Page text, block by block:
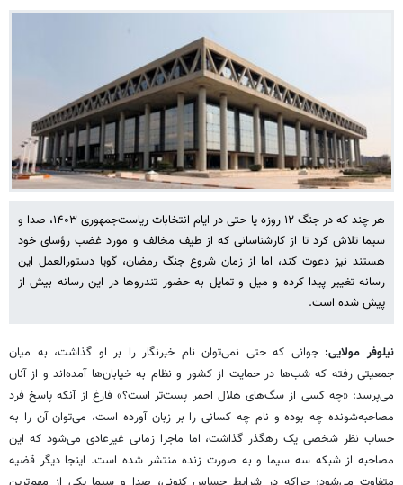
هر چند که در جنگ ۱۲ روزه یا حتی در ایام انتخابات ریاست‌جمهوری ۱۴۰۳، صدا و
سیما تلاش کرد تا از کارشناسانی که از طیف مخالف و مورد غضب رؤسای خود
هستند نیز دعوت کند، اما از زمان شروع جنگ رمضان، گویا دستورالعمل این
رسانه تغییر پیدا کرده و میل و تمایل به حضور تندروها در این رسانه بیش از
پیش شده است.
نیلوفر مولایی: جوانی که حتی نمی‌توان نام خبرنگار را بر او گذاشت، به میان
جمعیتی رفته که شب‌ها در حمایت از کشور و نظام به خیابان‌ها آمده‌اند و از آنان
می‌پرسد: «چه کسی از سگ‌های هلال احمر پست‌تر است؟» فارغ از آنکه پاسخ فرد
مصاحبه‌شونده چه بوده و نام چه کسانی را بر زبان آورده است، می‌توان آن را به
حساب نظر شخصی یک رهگذر گذاشت، اما ماجرا زمانی غیرعادی می‌شود که این
مصاحبه از شبکه سه سیما و به صورت زنده منتشر شده است. اینجا دیگر قضیه